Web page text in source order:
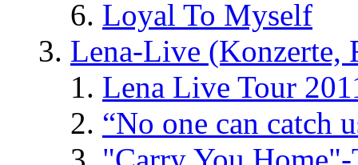
Loyal To Myself
Lena-Live (Konzerte,
Lena Live Tour
“No one can catch